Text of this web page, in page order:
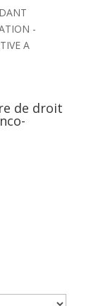
-
A
de droit